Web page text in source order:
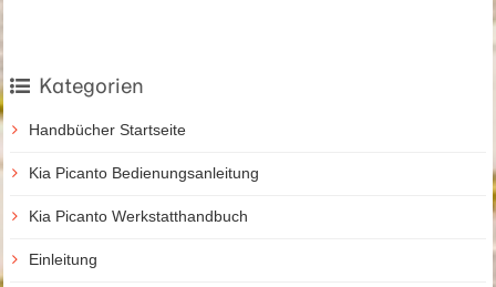
Kategorien
Handbücher Startseite
Kia Picanto Bedienungsanleitung
Kia Picanto Werkstatthandbuch
Einleitung